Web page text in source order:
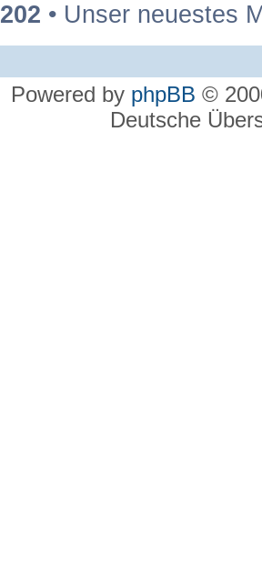
202 • Unser neuestes
Powered by phpBB ©
Deutsche